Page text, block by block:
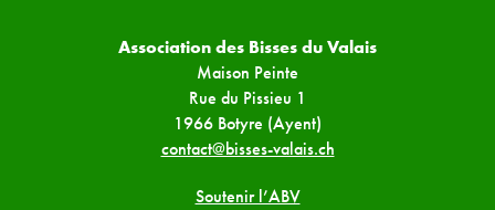
Association des Bisses du Valais
Maison Peinte
Rue du Pissieu 1
1966 Botyre (Ayent)
contact@bisses-valais.ch
Soutenir l’ABV